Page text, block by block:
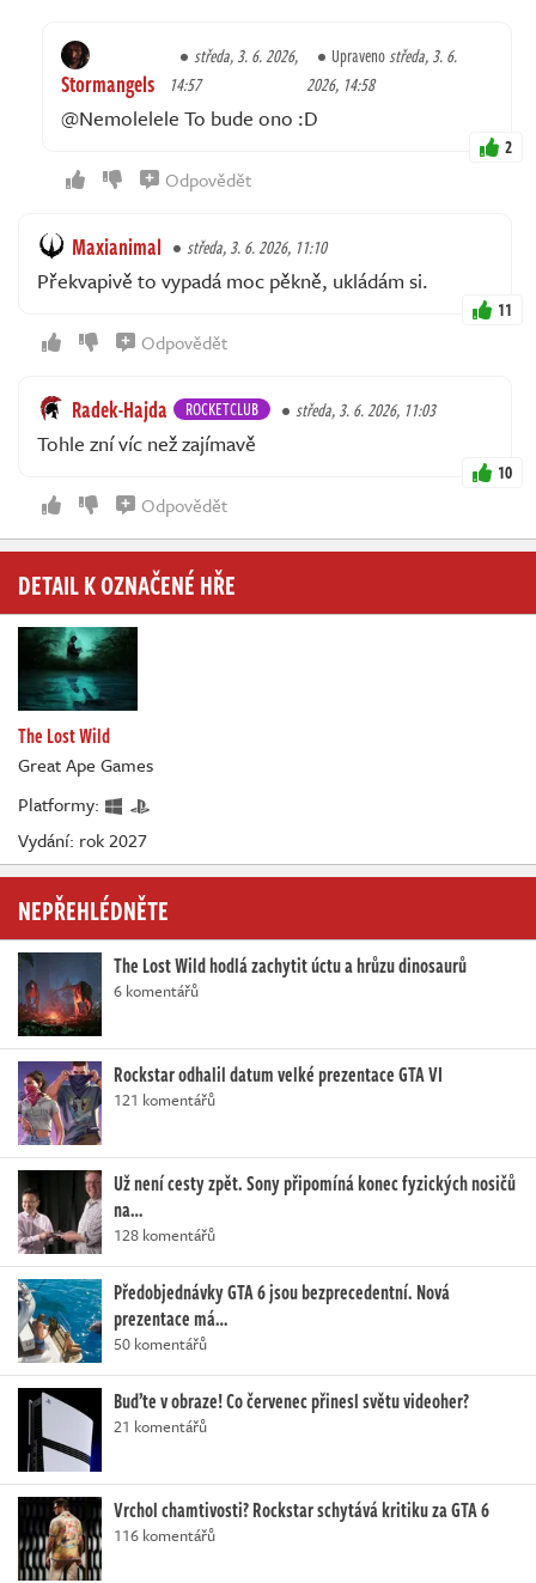
Stormangels
středa, 3. 6. 2026,
14:57
Upravenostředa, 3. 6.
2026, 14:58
@Nemolelele To bude ono :D
2
Odpovědět
Maxianimal středa, 3. 6. 2026, 11:10
Překvapivě to vypadá moc pěkně, ukládám si.
11
Odpovědět
Radek-Hajda ROCKETCLUB středa, 3. 6. 2026, 11:03
Tohle zní víc než zajímavě
10
Odpovědět
DETAIL K OZNAČENÉ HŘE
The Lost Wild
Great Ape Games
Platformy:
Vydání: rok 2027
NEPŘEHLÉDNĚTE
The Lost Wild hodlá zachytit úctu a hrůzu dinosaurů
6 komentářů
Rockstar odhalil datum velké prezentace GTA VI
121 komentářů
Už není cesty zpět. Sony připomíná konec fyzických nosičů
na…
128 komentářů
Předobjednávky GTA 6 jsou bezprecedentní. Nová
prezentace má…
50 komentářů
Buďte v obraze! Co červenec přinesl světu videoher?
21 komentářů
Vrchol chamtivosti? Rockstar schytává kritiku za GTA 6
116 komentářů